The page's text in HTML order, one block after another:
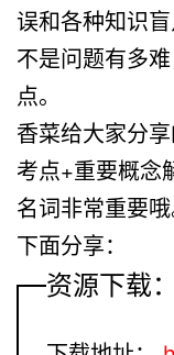
误和各种知识
不是问题有多
点。
香菜给大家分
考点+重要概念
名词非常重要哦
下面分享：
资源下载：